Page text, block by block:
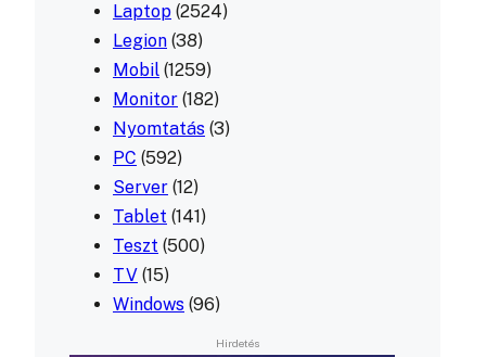
Laptop (2524)
Legion (38)
Mobil (1259)
Monitor (182)
Nyomtatás (3)
PC (592)
Server (12)
Tablet (141)
Teszt (500)
TV (15)
Windows (96)